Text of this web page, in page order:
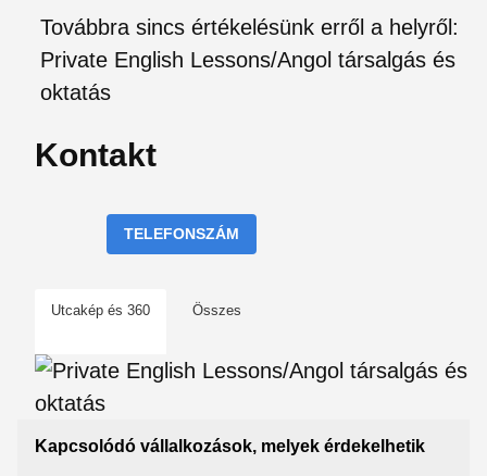
Továbbra sincs értékelésünk erről a helyről:
Private English Lessons/Angol társalgás és
oktatás
Kontakt
TELEFONSZÁM
Utcakép és 360 Összes
Kapcsolódó vállalkozások, melyek érdekelhetik